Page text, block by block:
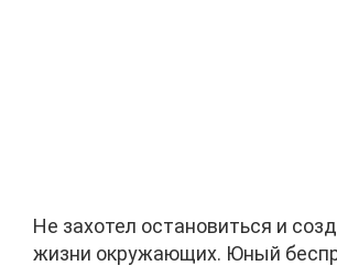
Не захотел остановиться и
жизни окружающих. Юный